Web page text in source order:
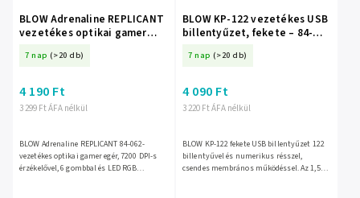
BLOW Adrenaline REPLICANT
vezetékes optikai gamer
7 nap (>20 db)
3 299 Ft ÁFA nélkül
4 190 Ft
BLOW Adrenaline REPLICANT 84-062-
vezetékes optikai gamer egér, 7200 DPI-s
érzékelővel, 6 gombbal és LED RGB
BLOW KP-122 vezetékes USB
billentyűzet, fekete – 84-
7 nap (>20 db)
3 220 Ft ÁFA nélkül
4 090 Ft
BLOW KP-122 fekete USB billentyűzet 122
billentyűvel és numerikus résszel,
csendes membrános működéssel. Az 1,5